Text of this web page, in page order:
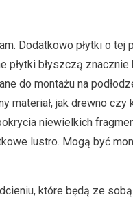
Dodatkowo płytki o tej
płytki błyszczą znacznie
do montażu na
materiał, jak drewno czy
niewielkich
lustro. Mogą być
które będą ze